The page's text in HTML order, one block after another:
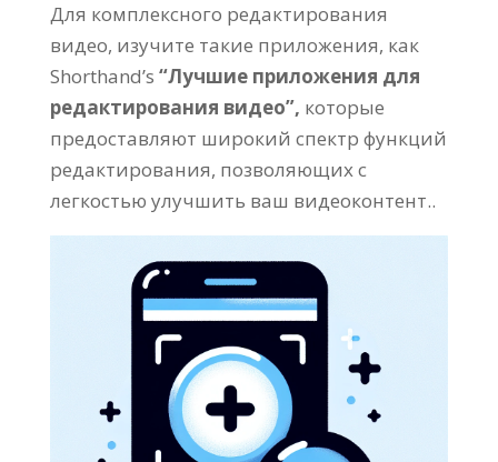
Для комплексного редактирования
видео, изучите такие приложения, как
Shorthand’s “Лучшие приложения для
редактирования видео”, которые
предоставляют широкий спектр функций
редактирования, позволяющих с
легкостью улучшить ваш видеоконтент..